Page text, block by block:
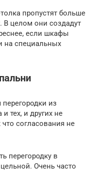
пропустят больше
В целом они создадут
если шкафы
на специальных
из
и тех, и других не
согласования не
перегородку в
Очень часто